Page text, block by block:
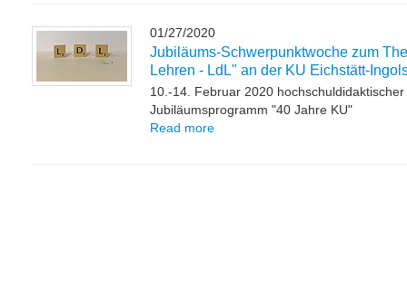
01/27/2020
Jubiläums-Schwerpunktwoche zum
Lehren - LdL" an der KU Eichstätt-
10.-14. Februar 2020
Jubiläumsprogramm "40 Jahre KU"
Read more